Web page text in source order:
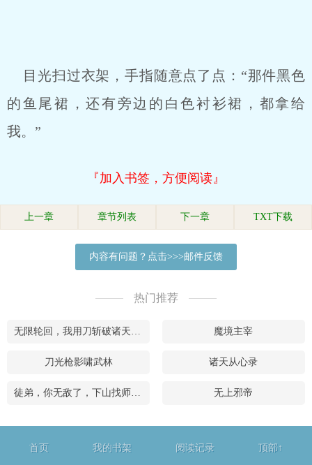
目光扫过衣架，手指随意点了点：“那件黑色
的鱼尾裙，还有旁边的白色衬衫裙，都拿给
我。”
『加入书签，方便阅读』
上一章 章节列表 下一章 TXT下载
内容有问题？点击>>>邮件反馈
热门推荐
无限轮回，我用刀斩破诸天万界 魔境主宰
刀光枪影啸武林 诸天从心录
徒弟，你无敌了，下山找师姐去吧 无上邪帝
首页 我的书架 阅读记录 顶部↑